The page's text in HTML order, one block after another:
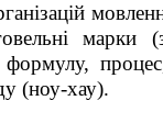
(ноу-хау).